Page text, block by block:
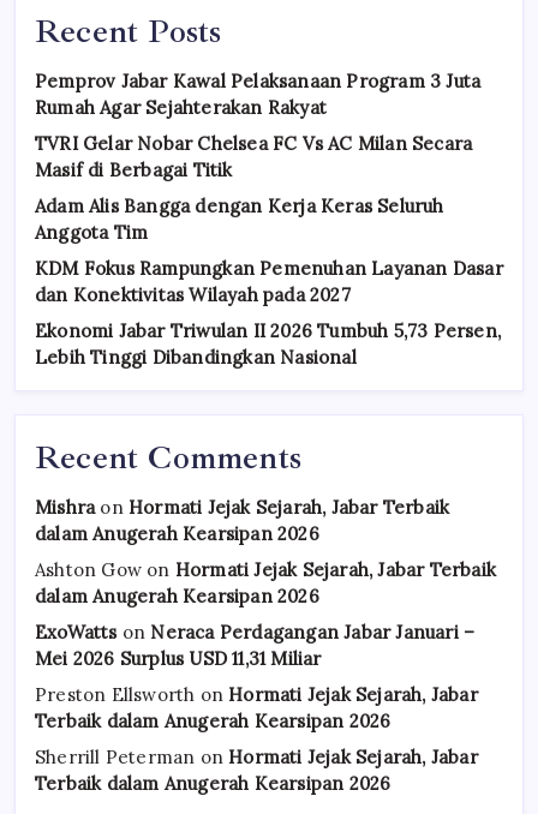
Recent Posts
Pemprov Jabar Kawal Pelaksanaan Program 3 Juta
Rumah Agar Sejahterakan Rakyat
TVRI Gelar Nobar Chelsea FC Vs AC Milan Secara
Masif di Berbagai Titik
Adam Alis Bangga dengan Kerja Keras Seluruh
Anggota Tim
KDM Fokus Rampungkan Pemenuhan Layanan Dasar
dan Konektivitas Wilayah pada 2027
Ekonomi Jabar Triwulan II 2026 Tumbuh 5,73 Persen,
Lebih Tinggi Dibandingkan Nasional
Recent Comments
Mishraon Hormati Jejak Sejarah, Jabar Terbaik
dalam Anugerah Kearsipan 2026
Ashton Gow on Hormati Jejak Sejarah, Jabar Terbaik
dalam Anugerah Kearsipan 2026
ExoWattson Neraca Perdagangan Jabar Januari –
Mei 2026 Surplus USD 11,31 Miliar
Preston Ellsworth on Hormati Jejak Sejarah, Jabar
Terbaik dalam Anugerah Kearsipan 2026
Sherrill Peterman on Hormati Jejak Sejarah, Jabar
Terbaik dalam Anugerah Kearsipan 2026